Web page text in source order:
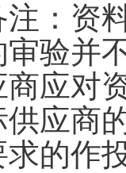
注：资
审验并
商应对
供应商
求的作